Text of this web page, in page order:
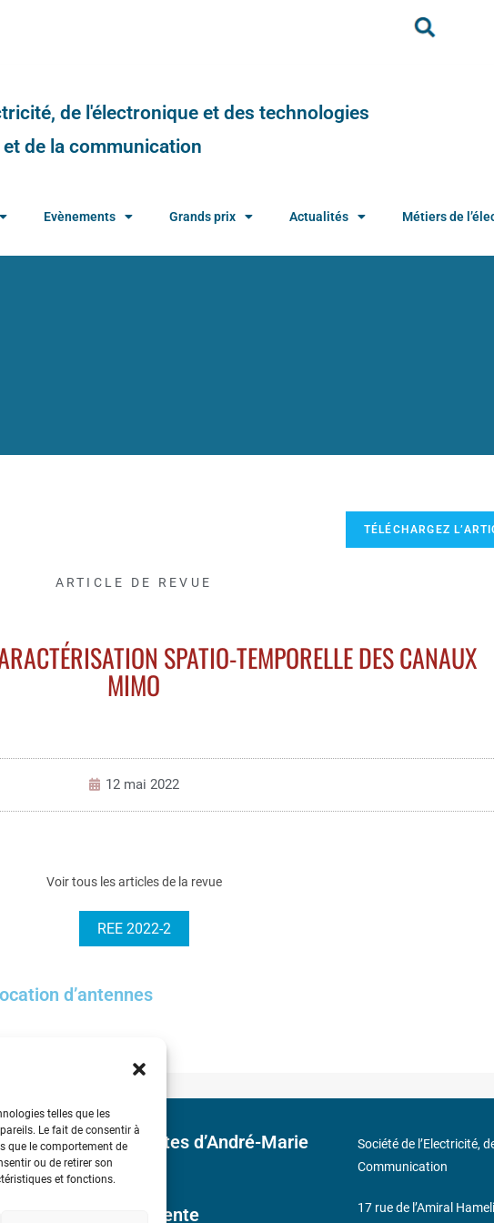
telles que les
Le fait de consentir à
que le comportement de
ou de retirer son
et fonctions.
de l'électronique et des technologies
de la communication
Evènements Grands prix Actualités Métiers de
TÉLÉCHARGEZ
ARTICLE DE REVUE
SPATIO-TEMPORELLE DES CANAUX
MIMO
12 mai 2022
Voir tous les articles de la revue
REE 2022-2
d’antennes
des découvertes d’André-Marie
Générales de Vente
Société de l’Electricité,
Communication
17 rue de l’Amiral